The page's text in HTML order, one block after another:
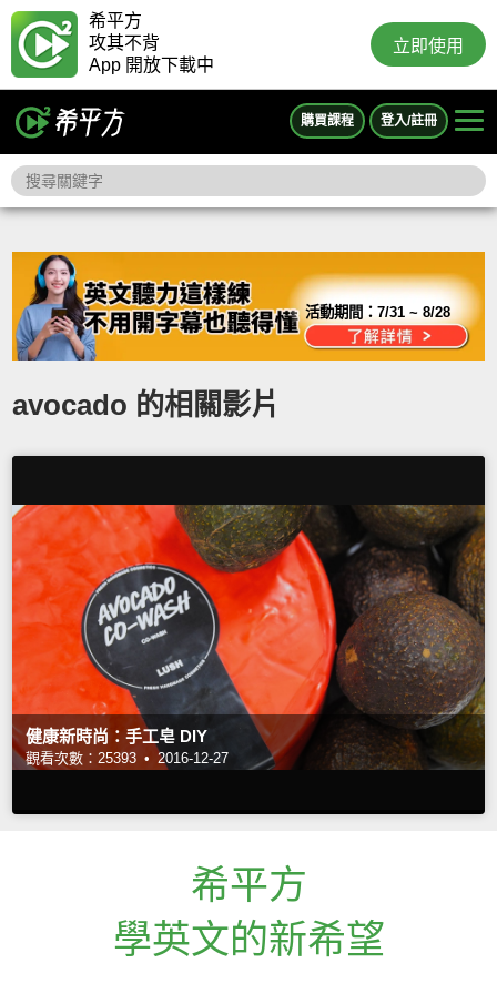
希平方
攻其不背
App 開放下載中
立即使用
購買課程 登入/註冊
活動期間：7/31 ~ 8/28
avocado 的相關影片
健康新時尚：手工皂 DIY
觀看次數：25393 • 2016-12-27
希平方
學英文的新希望